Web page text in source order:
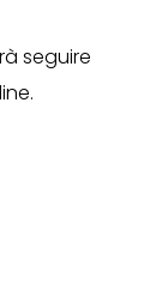
seguire